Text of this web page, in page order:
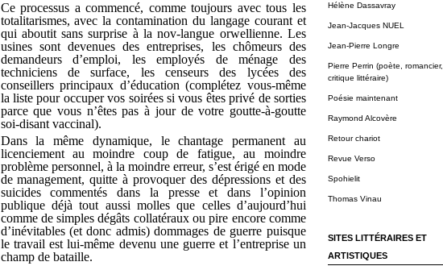
Hélène Dassavray
Jean-Jacques NUEL
Jean-Pierre Longre
Pierre Perrin (poète, romancier,
critique littéraire)
Poésie maintenant
Raymond Alcovère
Retour chariot
Revue Verso
Spohielit
Thomas Vinau
SITES LITTÉRAIRES ET
ARTISTIQUES
Ce processus a commencé, comme toujours avec tous les
totalitarismes, avec la contamination du langage courant et
qui aboutit sans surprise à la nov-langue orwellienne. Les
usines sont devenues des entreprises, les chômeurs des
demandeurs d’emploi, les employés de ménage des
techniciens de surface, les censeurs des lycées des
conseillers principaux d’éducation (complétez vous-même
la liste pour occuper vos soirées si vous êtes privé de sorties
parce que vous n’êtes pas à jour de votre goutte-à-goutte
soi-disant vaccinal).
Dans la même dynamique, le chantage permanent au
licenciement au moindre coup de fatigue, au moindre
problème personnel, à la moindre erreur, s’est érigé en mode
de management, quitte à provoquer des dépressions et des
suicides commentés dans la presse et dans l’opinion
publique déjà tout aussi molles que celles d’aujourd’hui
comme de simples dégâts collatéraux ou pire encore comme
d’inévitables (et donc admis) dommages de guerre puisque
le travail est lui-même devenu une guerre et l’entreprise un
champ de bataille.